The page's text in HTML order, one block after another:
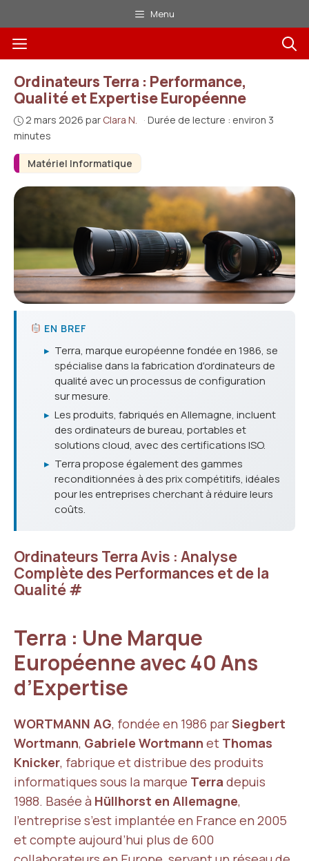
au
contenu
Menu
Menu
Matériel Informatique
Ordinateurs Terra : Performance,
Qualité et Expertise Européenne
2 mars 2026 par Clara N. · Durée de lecture : environ 3
minutes
EN BREF
▸ Terra, marque européenne fondée en 1986, se
spécialise dans la fabrication d'ordinateurs de
qualité avec un processus de configuration
sur mesure.
▸ Les produits, fabriqués en Allemagne, incluent
des ordinateurs de bureau, portables et
solutions cloud, avec des certifications ISO.
▸ Terra propose également des gammes
reconditionnées à des prix compétitifs, idéales
pour les entreprises cherchant à réduire leurs
coûts.
Ordinateurs Terra Avis : Analyse
Complète des Performances et de la
Qualité#
Terra : Une Marque
Européenne avec 40 Ans
d’Expertise
WORTMANN AG, fondée en 1986 parSiegbert
Wortmann, Gabriele Wortmann et Thomas
Knicker, fabrique et distribue des produits
informatiques sous la marque Terra depuis
1988. Basée à Hüllhorst en Allemagne,
l’entreprise s’est implantée en France en 2005
et compte aujourd’hui plus de 600